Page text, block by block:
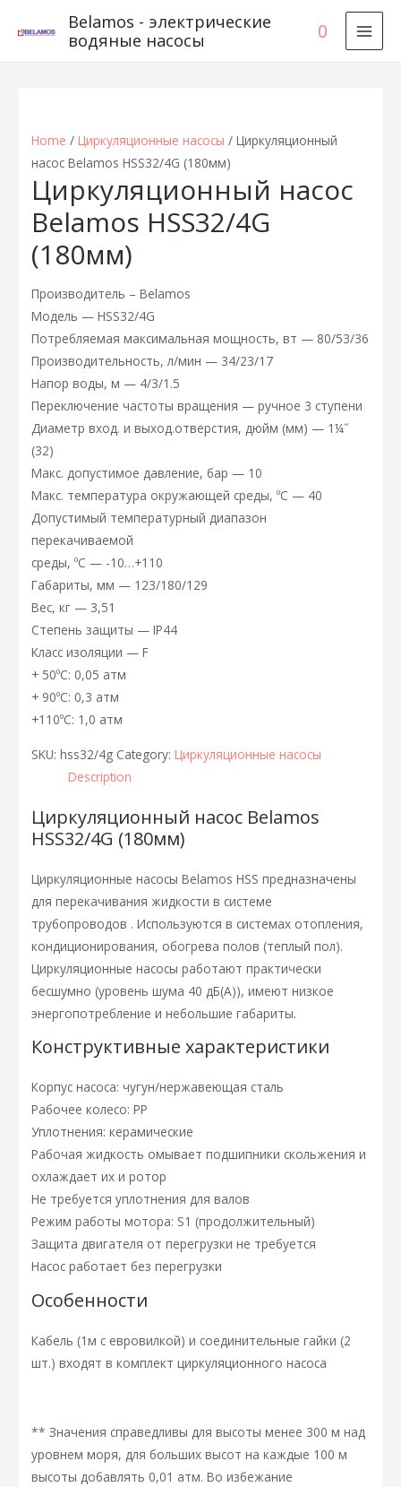
Belamos - электрические
водяные насосы
0
Home / Циркуляционные насосы / Циркуляционный
насос Belamos HSS32/4G (180мм)
Циркуляционный насос
Belamos HSS32/4G
(180мм)
Производитель – Belamos
Модель — HSS32/4G
Потребляемая максимальная мощность, вт — 80/53/36
Производительность, л/мин — 34/23/17
Напор воды, м — 4/3/1.5
Переключение частоты вращения — ручное 3 ступени
Диаметр вход. и выход.отверстия, дюйм (мм) — 1¼˝
(32)
Макс. допустимое давление, бар — 10
Макс. температура окружающей среды, ºС — 40
Допустимый температурный диапазон
перекачиваемой
среды, ºС — -10…+110
Габариты, мм — 123/180/129
Вес, кг — 3,51
Степень защиты — IP44
Класс изоляции — F
+ 50ºС: 0,05 атм
+ 90ºС: 0,3 атм
+110ºС: 1,0 атм
SKU: hss32/4g Category: Циркуляционные насосы
Description
Циркуляционный насос Belamos
HSS32/4G (180мм)
Циркуляционные насосы Belamos HSS предназначены
для перекачивания жидкости в системе
трубопроводов . Используются в системах отопления,
кондиционирования, обогрева полов (теплый пол).
Циркуляционные насосы работают практически
бесшумно (уровень шума 40 дБ(А)), имеют низкое
энергопотребление и небольшие габариты.
Конструктивные характеристики
Корпус насоса: чугун/нержавеющая сталь
Рабочее колесо: PP
Уплотнения: керамические
Рабочая жидкость омывает подшипники скольжения и
охлаждает их и ротор
Не требуется уплотнения для валов
Режим работы мотора: S1 (продолжительный)
Защита двигателя от перегрузки не требуется
Насос работает без перегрузки
Особенности
Кабель (1м с евровилкой) и соединительные гайки (2
шт.) входят в комплект циркуляционного насоса
** Значения справедливы для высоты менее 300 м над
уровнем моря, для больших высот на каждые 100 м
высоты добавлять 0,01 атм. Во избежание